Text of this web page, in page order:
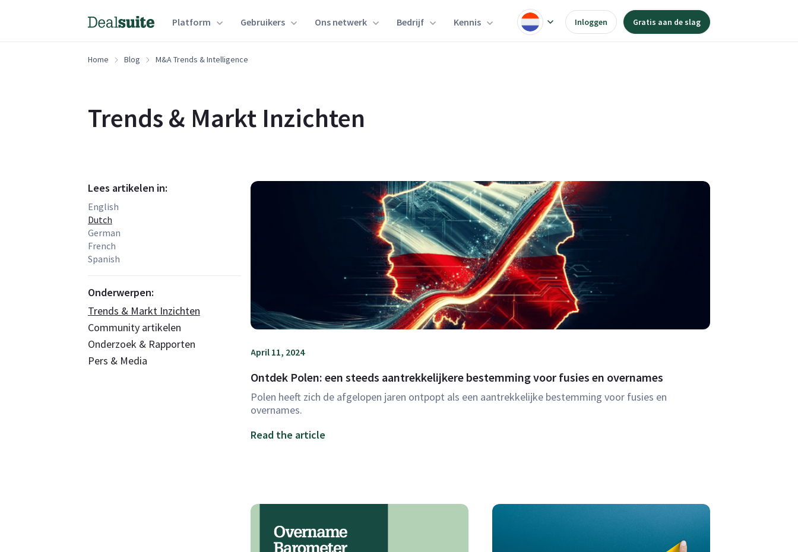
Platform Gebruikers Ons netwerk Bedrijf Kennis Inloggen Gratis aan de slag
Home Blog M&A Trends & Intelligence
Trends & Markt Inzichten
Lees artikelen in:
English
Dutch
German
French
Spanish
Onderwerpen:
Trends & Markt Inzichten
Community artikelen
Onderzoek & Rapporten
Pers & Media
April 11, 2024
Ontdek Polen: een steeds aantrekkelijkere bestemming voor fusies en overnames
Polen heeft zich de afgelopen jaren ontpopt als een aantrekkelijke bestemming voor fusies en
overnames.
Read the article